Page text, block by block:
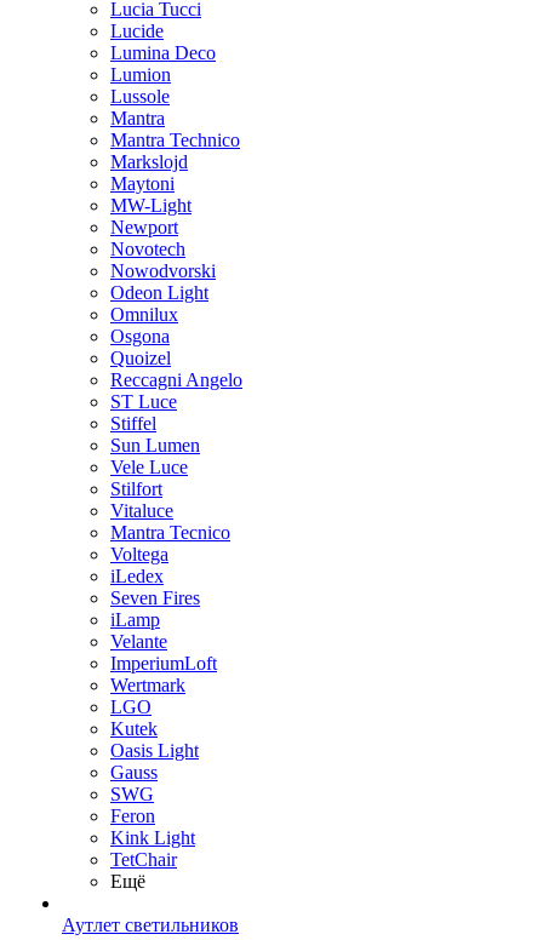
Lucia Tucci
Lucide
Lumina Deco
Lumion
Lussole
Mantra
Mantra Technico
Markslojd
Maytoni
MW-Light
Newport
Novotech
Nowodvorski
Odeon Light
Omnilux
Osgona
Quoizel
Reccagni Angelo
ST Luce
Stiffel
Sun Lumen
Vele Luce
Stilfort
Vitaluce
Mantra Tecnico
Voltega
iLedex
Seven Fires
iLamp
Velante
ImperiumLoft
Wertmark
LGO
Kutek
Oasis Light
Gauss
SWG
Feron
Kink Light
TetСhair
Ещё
Аутлет светильников